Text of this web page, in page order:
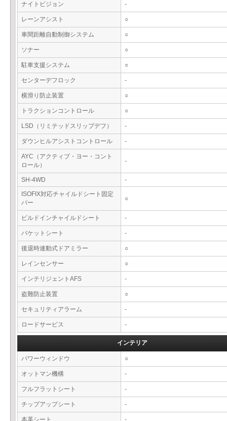
ナイトビジョン -
レーンアシスト ○
車間距離自動制御システム ○
ソナー ○
駐車支援システム ○
センターデフロック -
横滑り防止装置 ○
トラクションコントロール ○
LSD（リミテッドスリップデフ） -
ダウンヒルアシストコントロール -
AYC（アクティブ・ヨー・コント
ロール）
-
SH-4WD
-
ISOFIX対応チャイルドシート固定
バー
○
ビルドインチャイルドシート -
バケットシート -
後退時連動式ドアミラー ○
レインセンサー ○
インテリジェントAFS -
盗難防止装置 ○
セキュリティアラーム -
ロードサービス -
インテリア
パワーウィンドウ ○
オットマン機構 -
フルフラットシート -
チップアップシート -
本革シート -